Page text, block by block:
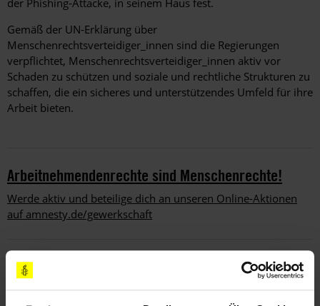
Gemäß der UN-Erklärung über
Menschenrechtsverteidiger_innen sind die Regierungen
verpflichtet, Menschenrechtsverteidiger_innen aktiv vor
Schaden zu schützen und soziale und rechtliche Strukturen zu
schaffen, die ein sicheres und unterstützendes Umfeld für ihre
Arbeit bieten.
Arbeitnehmendenrechte sind Menschenrechte!
Werde aktiv und beteilige dich an unseren Online-Aktionen
auf amnesty.de/gewerkschaft
Unsere Erfolge
Erfahre hier mehr, wie unser gemeinsames Engagement